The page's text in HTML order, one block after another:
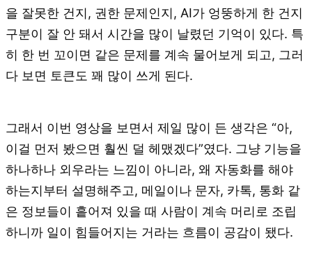
을 잘못한 건지, 권한 문제인지, AI가 엉뚱하게 한 건지
구분이 잘 안 돼서 시간을 많이 날렸던 기억이 있다. 특
히 한 번 꼬이면 같은 문제를 계속 물어보게 되고, 그러
다 보면 토큰도 꽤 많이 쓰게 된다.
그래서 이번 영상을 보면서 제일 많이 든 생각은 “아,
이걸 먼저 봤으면 훨씬 덜 헤맸겠다”였다. 그냥 기능을
하나하나 외우라는 느낌이 아니라, 왜 자동화를 해야
하는지부터 설명해주고, 메일이나 문자, 카톡, 통화 같
은 정보들이 흩어져 있을 때 사람이 계속 머리로 조립
하니까 일이 힘들어지는 거라는 흐름이 공감이 됐다.